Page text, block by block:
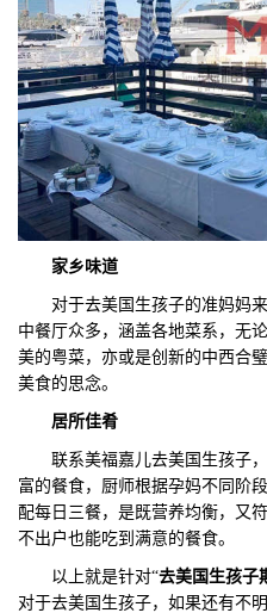
家乡味道
对于去美国生孩子的准妈妈来
中餐厅众多，涵盖各地菜系，无
美的粤菜，亦或是创新的中西合
美食的思念。
居所佳肴
联系美福嘉儿去美国生孩子，
富的餐食，厨师根据孕妈不同阶
配每日三餐，是既营养均衡，又
不出户也能吃到满意的餐食。
以上就是针对“去美国生孩子
对于去美国生孩子，如果还有不